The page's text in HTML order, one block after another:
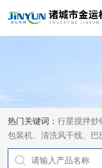
热门关键词：行星搅拌炒
包装机、清洗风干线、
干机